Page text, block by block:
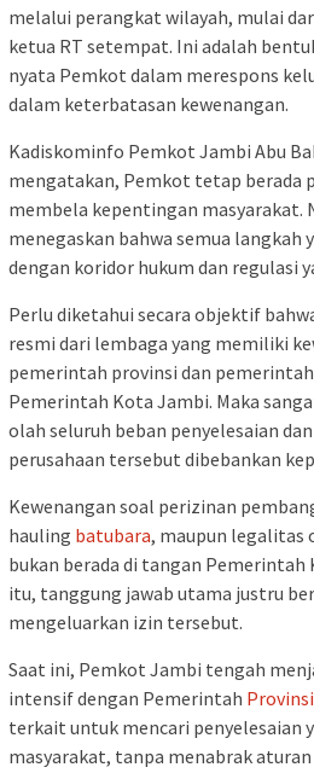
melalui perangkat wilayah, mulai
ketua RT setempat. Ini adalah
nyata Pemkot dalam merespons
dalam keterbatasan kewenangan.
Kadiskominfo Pemkot Jambi Abu
mengatakan, Pemkot tetap berada
membela kepentingan masyarakat.
menegaskan bahwa semua langkah
dengan koridor hukum dan regulasi
Perlu diketahui secara objektif
resmi dari lembaga yang memiliki
pemerintah provinsi dan
Pemerintah Kota Jambi. Maka
olah seluruh beban penyelesaian
perusahaan tersebut dibebankan
Kewenangan soal perizinan
hauling batubara, maupun legalitas
bukan berada di tangan Pemerintah
itu, tanggung jawab utama justru
mengeluarkan izin tersebut.
Saat ini, Pemkot Jambi tengah
intensif dengan Pemerintah
terkait untuk mencari penyelesaian
masyarakat, tanpa menabrak